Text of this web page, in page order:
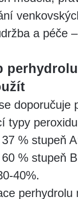
a péče
doporučuje
typy
% stupeň
% stupeň
40%.
perhydrolu